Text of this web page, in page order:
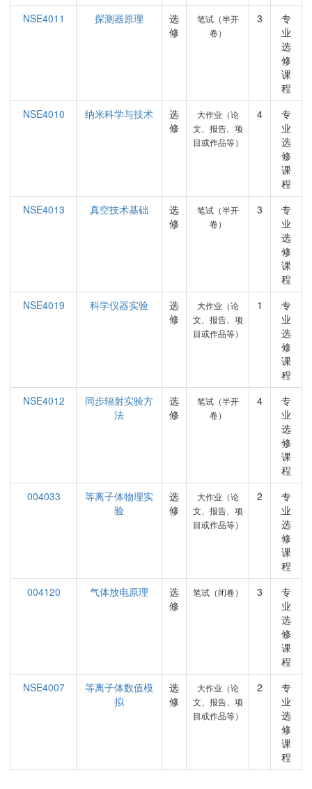
NSE4011
探测器原理
选
修
笔试（半开
卷）
3
专
业
选
修
课
程
NSE4010
纳米科学与技术
选
修
大作业（论
文、报告、项
目或作品等）
4
专
业
选
修
课
程
NSE4013
真空技术基础
选
修
笔试（半开
卷）
3
专
业
选
修
课
程
NSE4019
科学仪器实验
选
修
大作业（论
文、报告、项
目或作品等）
1
专
业
选
修
课
程
NSE4012
同步辐射实验方
法
选
修
笔试（半开
卷）
4
专
业
选
修
课
程
004033
等离子体物理实
验
选
修
大作业（论
文、报告、项
目或作品等）
2
专
业
选
修
课
程
004120
气体放电原理
选
修
笔试（闭卷） 3
专
业
选
修
课
程
NSE4007
等离子体数值模
拟
选
修
大作业（论
文、报告、项
目或作品等）
2
专
业
选
修
课
程